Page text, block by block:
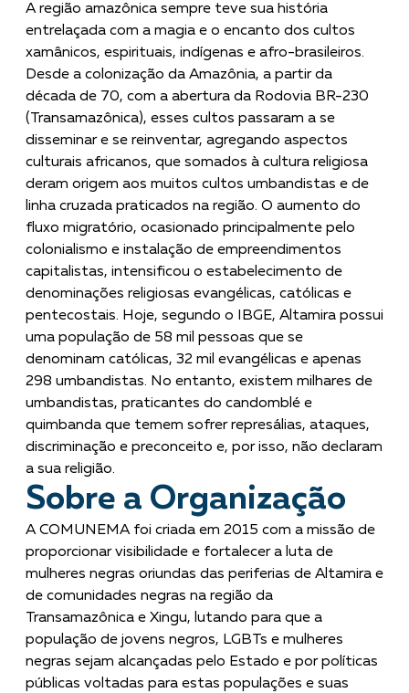
A região amazônica sempre teve sua história
entrelaçada com a magia e o encanto dos cultos
xamânicos, espirituais, indígenas e afro-brasileiros.
Desde a colonização da Amazônia, a partir da
década de 70, com a abertura da Rodovia BR-230
(Transamazônica), esses cultos passaram a se
disseminar e se reinventar, agregando aspectos
culturais africanos, que somados à cultura religiosa
deram origem aos muitos cultos umbandistas e de
linha cruzada praticados na região. O aumento do
fluxo migratório, ocasionado principalmente pelo
colonialismo e instalação de empreendimentos
capitalistas, intensificou o estabelecimento de
denominações religiosas evangélicas, católicas e
pentecostais. Hoje, segundo o IBGE, Altamira possui
uma população de 58 mil pessoas que se
denominam católicas, 32 mil evangélicas e apenas
298 umbandistas. No entanto, existem milhares de
umbandistas, praticantes do candomblé e
quimbanda que temem sofrer represálias, ataques,
discriminação e preconceito e, por isso, não declaram
a sua religião.
Sobre a Organização
A COMUNEMA foi criada em 2015 com a missão de
proporcionar visibilidade e fortalecer a luta de
mulheres negras oriundas das periferias de Altamira e
de comunidades negras na região da
Transamazônica e Xingu, lutando para que a
população de jovens negros, LGBTs e mulheres
negras sejam alcançadas pelo Estado e por políticas
públicas voltadas para estas populações e suas